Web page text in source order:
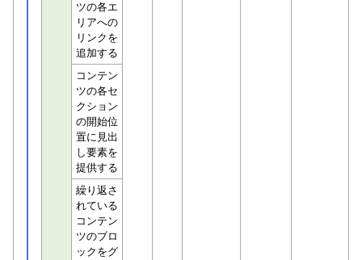
ツの各エ
リアへの
リンクを
追加する
コンテン
ツの各セ
クション
の開始位
置に見出
し要素を
提供する
繰り返さ
れている
コンテン
ツのブロ
ックをグ